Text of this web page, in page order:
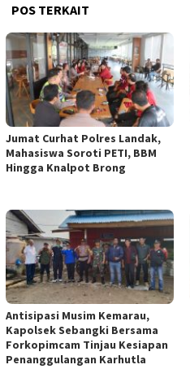
POS TERKAIT
Jumat Curhat Polres Landak,
Mahasiswa Soroti PETI, BBM
Hingga Knalpot Brong
Antisipasi Musim Kemarau,
Kapolsek Sebangki Bersama
Forkopimcam Tinjau Kesiapan
Penanggulangan Karhutla